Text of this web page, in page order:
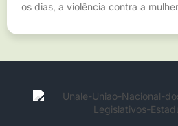
os dias, a violência contra a